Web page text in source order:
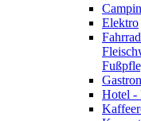
Elektro
Hotel -